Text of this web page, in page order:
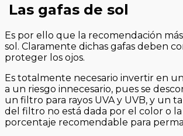
Las gafas de sol
Es por ello que la recomendación
sol. Claramente dichas gafas deben
proteger los ojos.
Es totalmente necesario invertir en
a un riesgo innecesario, pues se
un filtro para rayos UVA y UVB, y un
del filtro no está dada por el color o
porcentaje recomendable para